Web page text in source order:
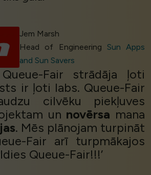
Jem Marsh
Head of Engineering Sun Apps
and Sun Savers
Queue-Fair strādāja ļoti
ir ļoti labs. Queue-Fair
cilvēku piekļuves
un novērsa mana
. Mēs plānojam turpināt
Fair arī turpmākajos
Queue-Fair!!!’